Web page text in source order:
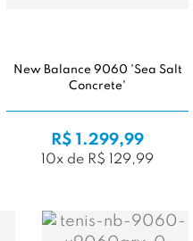
New Balance 9060 'Sea Salt
Concrete'
R$ 1.299,99
10x de R$ 129,99